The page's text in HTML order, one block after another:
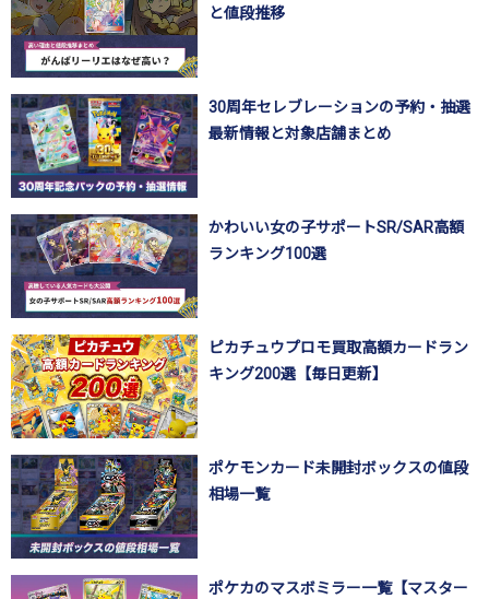
と値段推移
30周年セレブレーションの予約・抽選
最新情報と対象店舗まとめ
かわいい女の子サポートSR/SAR高額
ランキング100選
ピカチュウプロモ買取高額カードラン
キング200選【毎日更新】
ポケモンカード未開封ボックスの値段
相場一覧
ポケカのマスボミラー一覧【マスター